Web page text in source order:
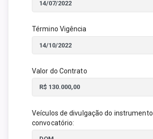
Término Vigência
Valor do Contrato
Veículos de divulgação do instrumento
convocatório: